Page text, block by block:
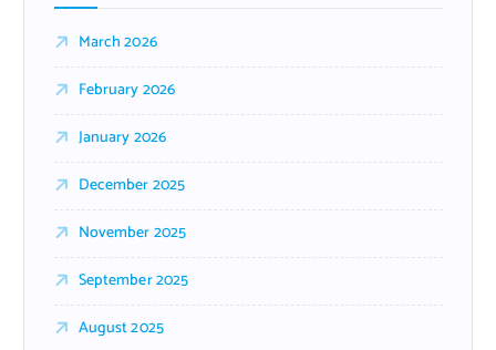
March 2026
February 2026
January 2026
December 2025
November 2025
September 2025
August 2025